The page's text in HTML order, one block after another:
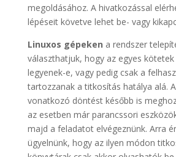
megoldásához. A hivatkozással
lépéseit követve lehet be- vagy
Linuxos gépeken a rendszer
választhatjuk, hogy az egyes
legyenek-e, vagy pedig csak a
tartozzanak a titkosítás hatálya alá.
vonatkozó döntést később is
az esetben már parancssori
majd a feladatot elvégeznünk. Arra
ügyelnünk, hogy az ilyen módon